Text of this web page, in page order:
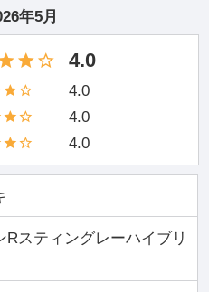
年5月
4.0
4.0
4.0
4.0
Rスティングレーハイブリ